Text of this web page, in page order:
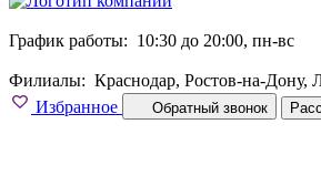
График работы: 10:30 до 20:00, пн-вс
Филиалы: Краснодар, Ростов-на-Дону,
Избранное
Обратный звонок